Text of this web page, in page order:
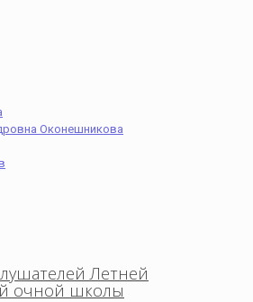
Оконешникова
Летней
очной школы